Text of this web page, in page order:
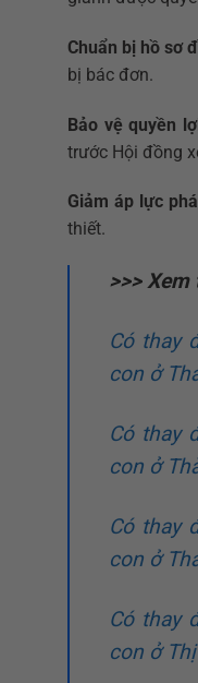
Chuẩn bị hồ sơ
bị bác đơn.
Bảo vệ quyền
trước Hội đồng
Giảm áp lực
thiết.
>>>
Có thay
con ở
Có thay
con ở
Có thay
con ở
Có thay
con ở